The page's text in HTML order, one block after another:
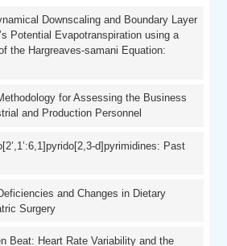
Downscaling and Boundary Layer
Potential Evapotranspiration using a
the Hargreaves-samani Equation:
for Assessing the Business
and Production Personnel
d]pyrimidines: Past
and Changes in Dietary
Surgery
Beat: Heart Rate Variability and the